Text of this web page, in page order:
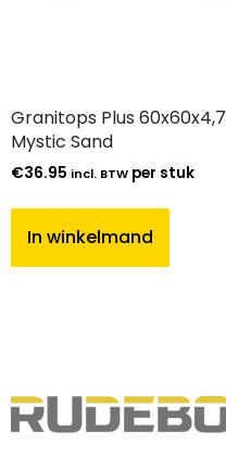
Granitops Plus 60x60x4,7
Mystic Sand
€36.95 incl. BTW per stuk
In winkelmand